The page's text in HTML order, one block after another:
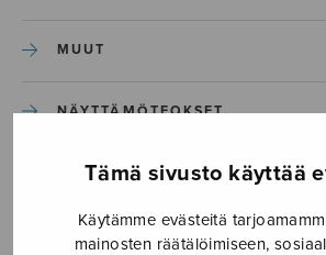
Tämä sivusto käyttää
Käytämme evästeitä
mainosten räätälöimiseen,
MUUT
NÄYTTÄMÖTEOKSET
SEKAKUORO
SOITINKOULUT JA OPPAAT